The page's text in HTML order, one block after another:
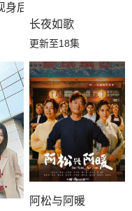
后的男生好像喜欢我
长夜如歌
更新至18集
阿松与阿暖